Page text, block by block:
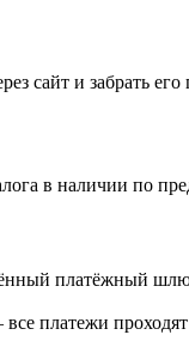
сайт и забрать его
в наличии по
платёжный
платежи